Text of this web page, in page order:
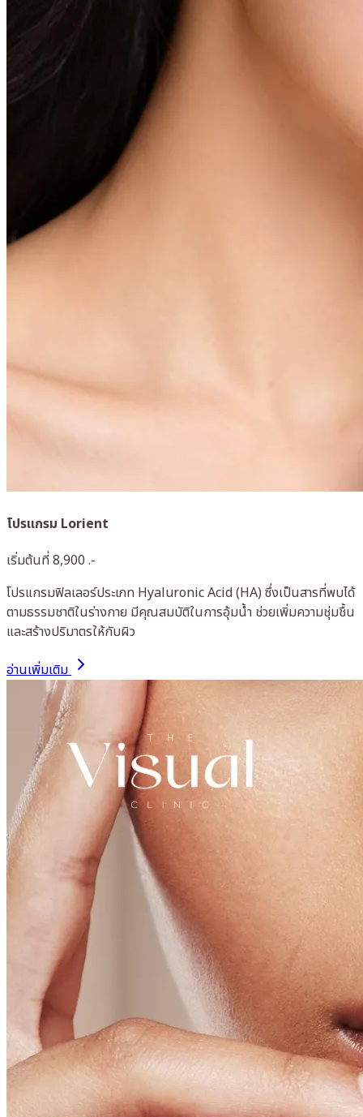
โปรแกรม Lorient
เริ่มต้นที่ 8,900 .-
โปรแกรมฟิลเลอร์ประเภท Hyaluronic Acid (HA) ซึ่งเป็นสารที่พบได้
ตามธรรมชาติในร่างกาย มีคุณสมบัติในการอุ้มน้ำ ช่วยเพิ่มความชุ่มชื้น
และสร้างปริมาตรให้กับผิว
อ่านเพิ่มเติม